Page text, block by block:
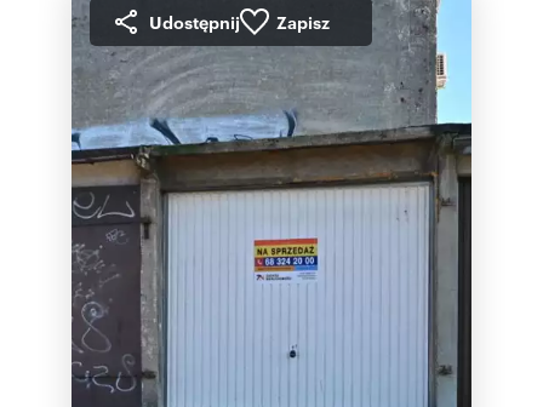
Udostępnij Zapisz